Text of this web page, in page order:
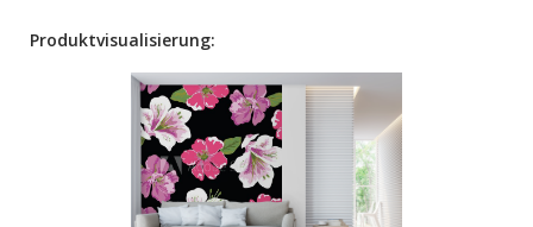
Produktvisualisierung: